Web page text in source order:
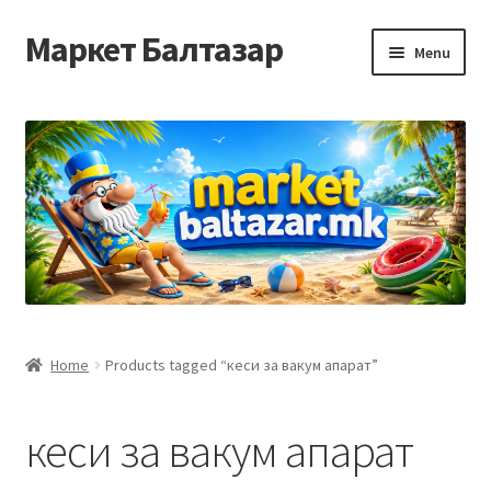
Skip
to
Skip
to
Маркет Балтазар Menu
Checkout
Homepage
Privacy Policy
Корисничка подршка
Home Products tagged “кеси за вакум апарат”
кеси за вакум апарат